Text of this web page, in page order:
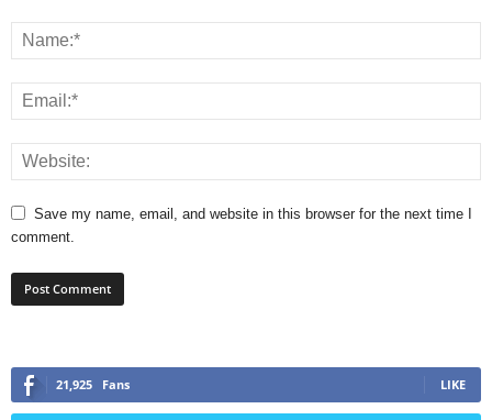
Save my name, email, and website in this browser for the next time I
comment.
21,925 Fans LIKE